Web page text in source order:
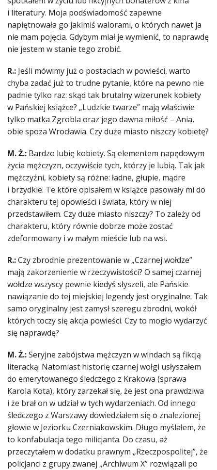
i literatury. Moja podświadomość zapewne
napiętnowała go jakimiś walorami, o których nawet ja
nie mam pojęcia. Gdybym miał je wymienić, to naprawdę
nie jestem w stanie tego zrobić.
R.: Jeśli mówimy już o postaciach w powieści, warto
chyba zadać już to trudne pytanie, które na pewno nie
padnie tylko raz: skąd tak brutalny wizerunek kobiety
w Pańskiej książce? „Ludzkie twarze” mają właściwie
tylko matka Zgrobla oraz jego dawna miłość – Ania,
obie spoza Wrocławia. Czy duże miasto niszczy kobietę?
M. Ż.: Bardzo lubię kobiety. Są elementem napędowym
życia mężczyzn, oczywiście tych, którzy je lubią. Tak jak
mężczyźni, kobiety są różne: ładne, głupie, mądre
i brzydkie. Te które opisałem w książce pasowały mi do
charakteru tej opowieści i świata, który w niej
przedstawiłem. Czy duże miasto niszczy? To zależy od
charakteru, który równie dobrze może zostać
zdeformowany i w małym mieście lub na wsi.
R.:Czy zbrodnie prezentowanie w „Czarnej wołdze”
mają zakorzenienie w rzeczywistości? O samej czarnej
wołdze wszyscy pewnie kiedyś słyszeli, ale Pańskie
nawiązanie do tej miejskiej legendy jest oryginalne. Tak
samo oryginalny jest zamysł szeregu zbrodni, wokół
których toczy się akcja powieści. Czy to mogło wydarzyć
się naprawdę?
M. Ż.:Seryjne zabójstwa mężczyzn w windach są fikcją
literacką. Natomiast historię czarnej wołgi usłyszałem
do emerytowanego śledczego z Krakowa (sprawa
Karola Kota), który zarzekał się, że jest ona prawdziwa
i że brał on w udział w tych wydarzeniach. Od innego
śledczego z Warszawy dowiedziałem się o znalezionej
głowie w Jeziorku Czerniakowskim. Długo myślałem, że
to konfabulacja tego milicjanta. Do czasu, aż
przeczytałem w dodatku prawnym „Rzeczpospolitej”, że
policjanci z grupy zwanej „Archiwum X” rozwiązali po